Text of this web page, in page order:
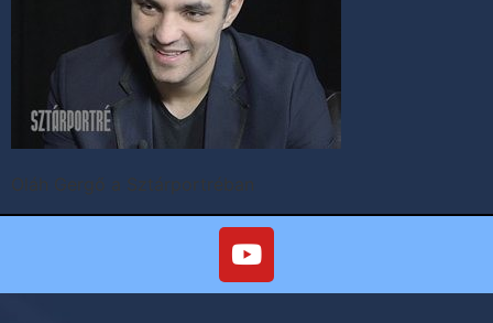
Oláh Gergő a Sztárportréban